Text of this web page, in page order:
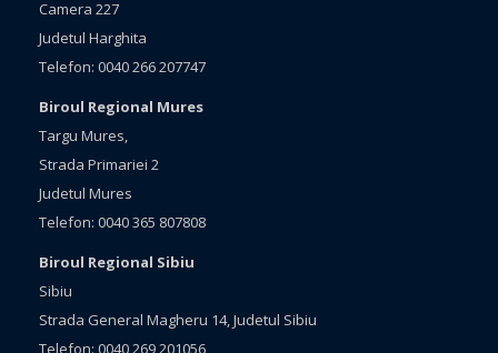
Camera 227
Judetul Harghita
Telefon: 0040 266 207747
Biroul Regional Mures
Targu Mures,
Strada Primariei 2
Judetul Mures
Telefon: 0040 365 807808
Biroul Regional Sibiu
Sibiu
Strada General Magheru 14, Judetul Sibiu
Telefon: 0040 269 201056